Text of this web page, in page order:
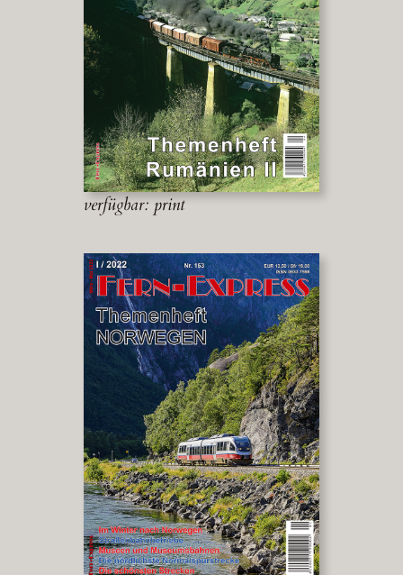
verfügbar: print